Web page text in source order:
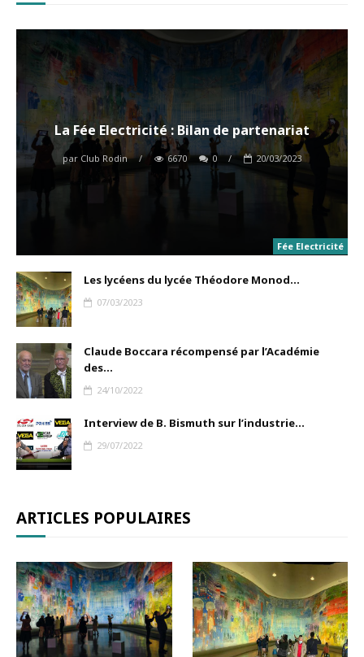
Fée Electricité
La Fée Electricité : Bilan de partenariat
par Club Rodin / 6670 0 / 20/03/2023
Les lycéens du lycée Théodore Monod...
07/03/2023
Claude Boccara récompensé par l’Académie
des...
24/10/2022
Interview de B. Bismuth sur l’industrie...
29/07/2022
ARTICLES POPULAIRES